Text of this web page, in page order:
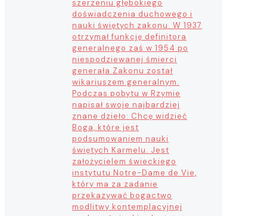
szerzeniu głębokiego
doświadczenia duchowego i
nauki świętych zakonu. W 1937
otrzymał funkcję definitora
generalnego zaś w 1954 po
niespodziewanej śmierci
generała Zakonu został
wikariuszem generalnym.
Podczas pobytu w Rzymie
napisał swoje najbardziej
znane dzieło: Chcę widzieć
Boga, które jest
podsumowaniem nauki
świętych Karmelu. Jest
założycielem świeckiego
instytutu Notre-Dame de Vie,
który ma za zadanie
przekazywać bogactwo
modlitwy kontemplacyjnej